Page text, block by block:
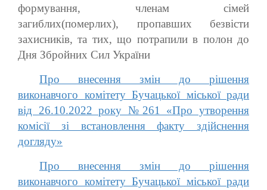
формування, членам сімей
загиблих(померлих), пропавших безвісти
захисників, та тих, що потрапили в полон до
Дня Збройних Сил України
Про внесення змін до рішення
виконавчого комітету Бучацької міської ради
від 26.10.2022 року №261 «Про утворення
комісії зі встановлення факту здійснення
догляду»
Про внесення змін до рішення
виконавчого комітету Бучацької міської ради